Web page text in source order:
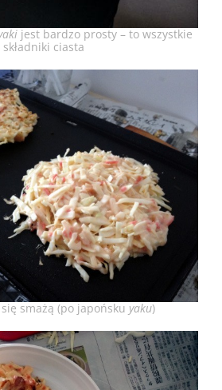
jest bardzo prosty – to wszystkie
składniki ciasta
smażą (po japońsku yaku)